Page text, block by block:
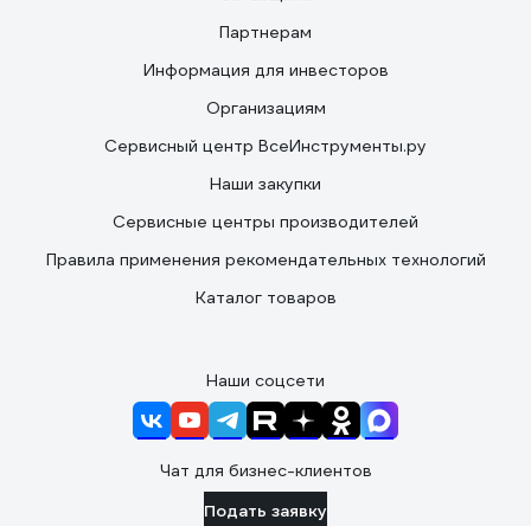
Партнерам
Информация для инвесторов
Организациям
Сервисный центр ВсеИнструменты.ру
Наши закупки
Сервисные центры производителей
Правила применения рекомендательных технологий
Каталог товаров
Наши соцсети
Чат для бизнес-клиентов
Подать заявку